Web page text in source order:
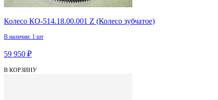
Колесо КО-514.18.00.001 Z (Колесо зубчатое)
В наличии: 1 шт
59 950 ₽
В КОРЗИНУ